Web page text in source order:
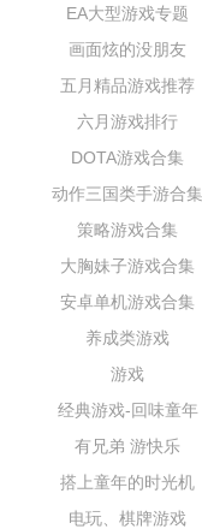
EA大型游戏专题
画面炫的没朋友
五月精品游戏推荐
六月游戏排行
DOTA游戏合集
动作三国类手游合集
策略游戏合集
大胸妹子游戏合集
安卓单机游戏合集
养成类游戏
游戏
经典游戏-回味童年
有兄弟 游快乐
搭上童年的时光机
电玩、棋牌游戏